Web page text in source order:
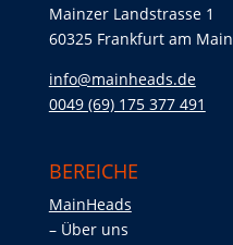
Mainzer Landstrasse 1
60325 Frankfurt am Main
info@mainheads.de
0049 (69) 175 377 491
BEREICHE
MainHeads
Über uns